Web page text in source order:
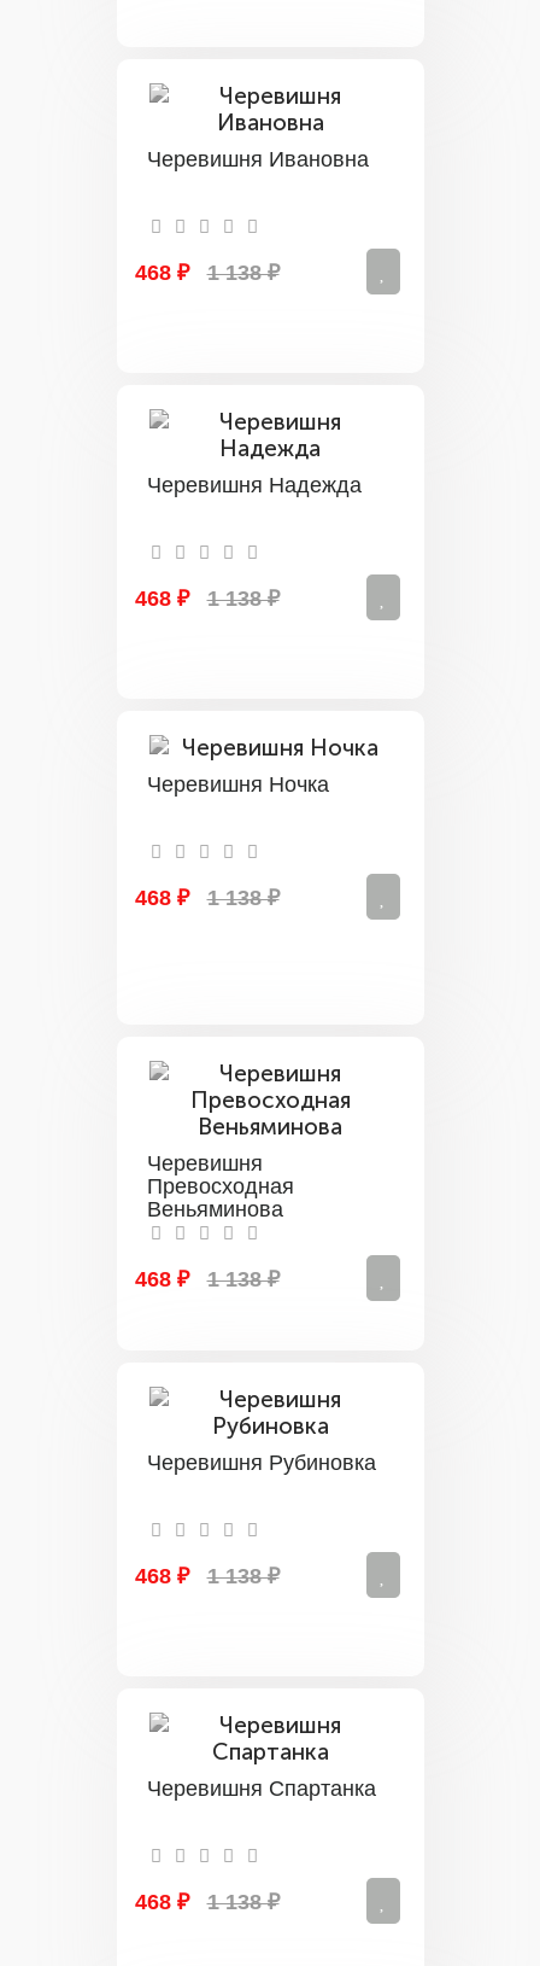
Черевишня Ивановна
468 ₽ 1 138 ₽
Черевишня Надежда
468 ₽ 1 138 ₽
Черевишня Ночка
468 ₽ 1 138 ₽
Черевишня
Превосходная
Веньяминова
468 ₽ 1 138 ₽
Черевишня Рубиновка
468 ₽ 1 138 ₽
Черевишня Спартанка
468 ₽ 1 138 ₽